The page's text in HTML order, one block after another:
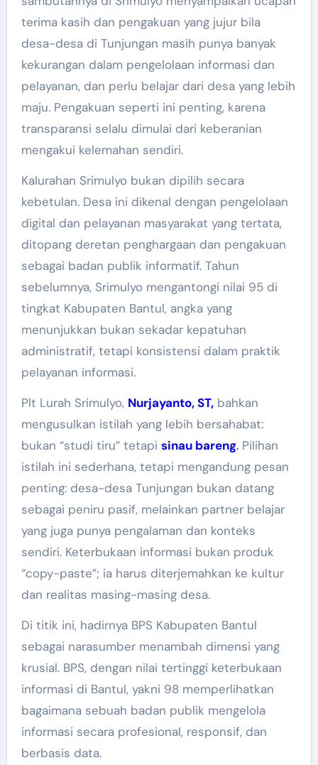
terima kasih dan pengakuan yang jujur bila
desa-desa di Tunjungan masih punya banyak
kekurangan dalam pengelolaan informasi dan
pelayanan, dan perlu belajar dari desa yang lebih
maju. Pengakuan seperti ini penting, karena
transparansi selalu dimulai dari keberanian
mengakui kelemahan sendiri.
Kalurahan Srimulyo bukan dipilih secara
kebetulan. Desa ini dikenal dengan pengelolaan
digital dan pelayanan masyarakat yang tertata,
ditopang deretan penghargaan dan pengakuan
sebagai badan publik informatif. Tahun
sebelumnya, Srimulyo mengantongi nilai 95 di
tingkat Kabupaten Bantul, angka yang
menunjukkan bukan sekadar kepatuhan
administratif, tetapi konsistensi dalam praktik
pelayanan informasi.
Plt Lurah Srimulyo, Nurjayanto, ST,bahkan
mengusulkan istilah yang lebih bersahabat:
bukan “studi tiru” tetapi sinau bareng.Pilihan
istilah ini sederhana, tetapi mengandung pesan
penting: desa-desa Tunjungan bukan datang
sebagai peniru pasif, melainkan partner belajar
yang juga punya pengalaman dan konteks
sendiri. Keterbukaan informasi bukan produk
“copy-paste”; ia harus diterjemahkan ke kultur
dan realitas masing-masing desa.
Di titik ini, hadirnya BPS Kabupaten Bantul
sebagai narasumber menambah dimensi yang
krusial. BPS, dengan nilai tertinggi keterbukaan
informasi di Bantul, yakni 98 memperlihatkan
bagaimana sebuah badan publik mengelola
informasi secara profesional, responsif, dan
berbasis data.